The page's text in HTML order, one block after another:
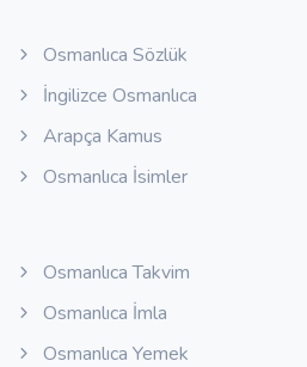
Osmanlıca Sözlük
İngilizce Osmanlıca
Arapça Kamus
Osmanlıca İsimler
Osmanlıca Takvim
Osmanlıca İmla
Osmanlıca Yemek